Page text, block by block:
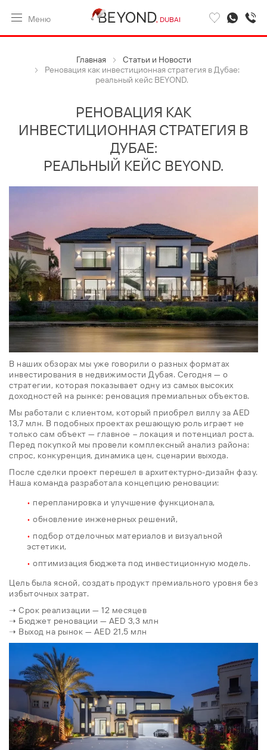
Меню DUBAI
Главная
Статьи и Новости
Реновация как инвестиционная стратегия в Дубае:
реальный кейс BEYOND.
РЕНОВАЦИЯ КАК
ИНВЕСТИЦИОННАЯ СТРАТЕГИЯ В
ДУБАЕ:
РЕАЛЬНЫЙ КЕЙС BEYOND.
В наших обзорах мы уже говорили о разных форматах
инвестирования в недвижимости Дубая. Сегодня — о
стратегии, которая показывает одну из самых высоких
доходностей на рынке: реновация премиальных объектов.
Мы работали с клиентом, который приобрел виллу за AED
13,7 млн. В подобных проектах решающую роль играет не
только сам объект — главное ⁠– локация и потенциал роста.
Перед покупкой мы провели комплексный анализ района:
спрос, конкуренция, динамика цен, сценарии выхода.
После сделки проект перешел в архитектурно-дизайн фазу.
Наша команда разработала концепцию реновации:
• перепланировка и улучшение функционала,
• обновление инженерных решений,
• подбор отделочных материалов и визуальной
эстетики,
• оптимизация бюджета под инвестиционную модель.
Цель была ясной, создать продукт премиального уровня без
избыточных затрат.
➝ Срок реализации — 12 месяцев
➝ Бюджет реновации — AED 3,3 млн
➝ Выход на рынок — AED 21,5 млн